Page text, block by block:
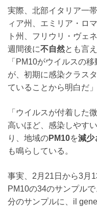
実際、北部イタリア一
ィア州、エミリア・ロ
ト州、フリウリ・ヴェ
週間後に不自然とも言
「PM10がウイルスの
が、初期に感染クラス
ていることから明白だ
「ウイルスが付着した
高いほど、感染しやす
り、地域のPM10を減少
も鳴らしている。
事実、2月21日から3月
PM10の34のサンプル
分のサンプルに、il